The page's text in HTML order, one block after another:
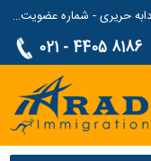
امور ویزا و مهاجرت توسط وکیل رسمی عضو مارا سودابه حریری - شماره عضویت مارا: 1687507
021 - 4405 8186